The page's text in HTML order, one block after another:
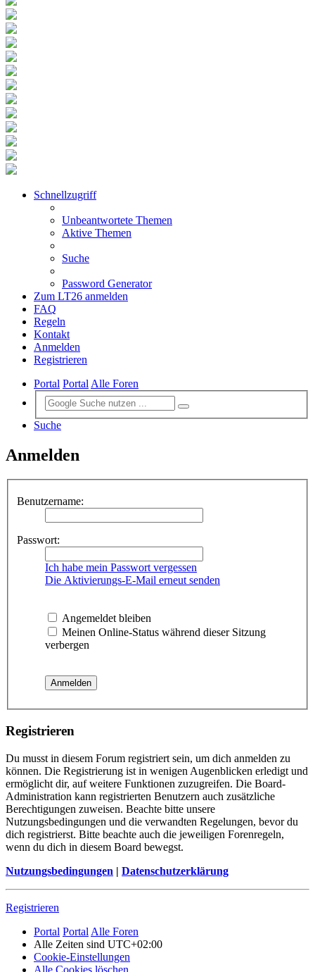
Schnellzugriff
Unbeantwortete Themen
Aktive Themen
Suche
Password Generator
Zum LT26 anmelden
FAQ
Regeln
Kontakt
Anmelden
Registrieren
Portal PortalAlle Foren
Suche
Anmelden
Benutzername:
Passwort:
Ich habe mein Passwort vergessen
Die Aktivierungs-E-Mail erneut senden
Angemeldet bleiben
Meinen Online-Status während dieser Sitzung
verbergen
Registrieren
Du musst in diesem Forum registriert sein, um dich anmelden zu
können. Die Registrierung ist in wenigen Augenblicken erledigt und
ermöglicht dir, auf weitere Funktionen zuzugreifen. Die Board-
Administration kann registrierten Benutzern auch zusätzliche
Berechtigungen zuweisen. Beachte bitte unsere
Nutzungsbedingungen und die verwandten Regelungen, bevor du
dich registrierst. Bitte beachte auch die jeweiligen Forenregeln,
wenn du dich in diesem Board bewegst.
Nutzungsbedingungen | Datenschutzerklärung
Registrieren
Portal Portal Alle Foren
Alle Zeiten sind UTC+02:00
Cookie-Einstellungen
Alle Cookies löschen